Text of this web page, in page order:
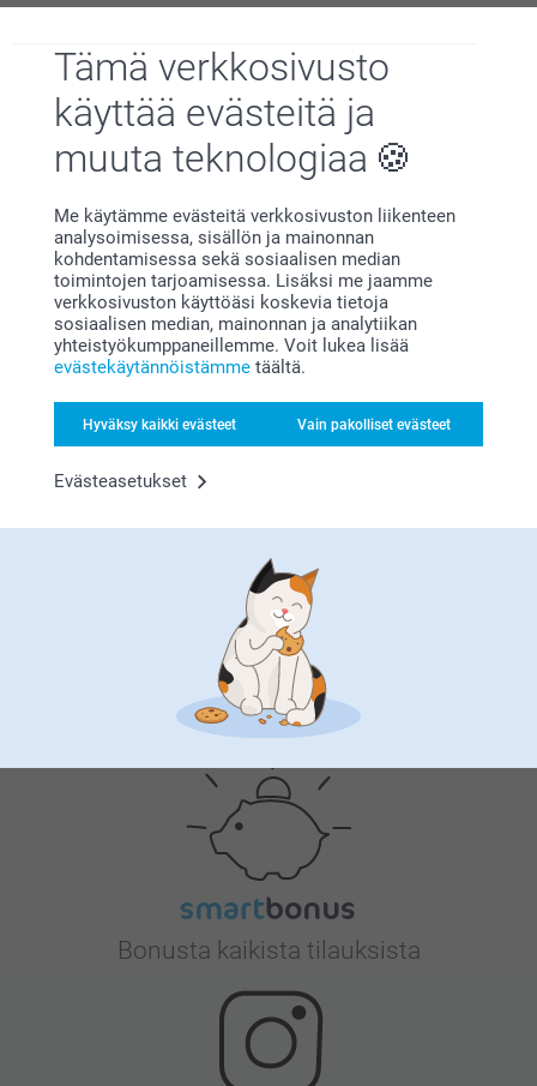
Tämä verkkosivusto
käyttää evästeitä ja
muuta teknologiaa
Me käytämme evästeitä verkkosivuston liikenteen
analysoimisessa, sisällön ja mainonnan
kohdentamisessa sekä sosiaalisen median
toimintojen tarjoamisessa. Lisäksi me jaamme
verkkosivuston käyttöäsi koskevia tietoja
sosiaalisen median, mainonnan ja analytiikan
yhteistyökumppaneillemme. Voit lukea lisää
evästekäytännöistämme täältä.
Hyväksy kaikki evästeet Vain pakolliset evästeet
Evästeasetukset
Mikä on julisteeni tarkka koko?
Liittyvät tuotteet
Puinen kukka haltija
2 mallia
33,95
AI Kuvakortti
2 mallia
Alkaen
Uusi mallia
Puinen korttiteline
kuivatuilla kukilla
5 mallia
Alkaen 18,95
(1 arvostelut)
Esiliina AI:lla
3 mallia
Alkaen 20,95
Miksismartphoto?
Tyytyväisyystakuu
Bonusta kaikista tilauksista